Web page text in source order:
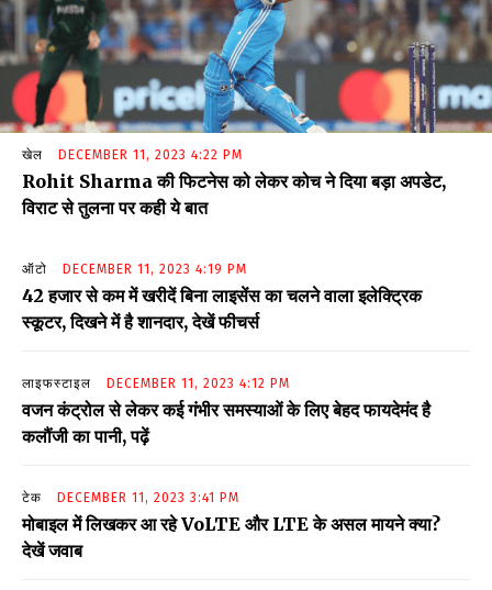
खेल DECEMBER 11, 2023 4:22 PM
Rohit Sharma की फिटनेस को लेकर कोच ने दिया बड़ा अपडेट,
विराट से तुलना पर कही ये बात
ऑटो DECEMBER 11, 2023 4:19 PM
₹42 हजार से कम में खरीदें बिना लाइसेंस का चलने वाला इलेक्ट्रिक
स्कूटर, दिखने में है शानदार, देखें फीचर्स
लाइफस्टाइल DECEMBER 11, 2023 4:12 PM
वजन कंट्रोल से लेकर कई गंभीर समस्याओं के लिए बेहद फायदेमंद है
कलौंजी का पानी, पढ़ें
टेक DECEMBER 11, 2023 3:41 PM
मोबाइल में लिखकर आ रहे VoLTE और LTE के असल मायने क्या?
देखें जवाब